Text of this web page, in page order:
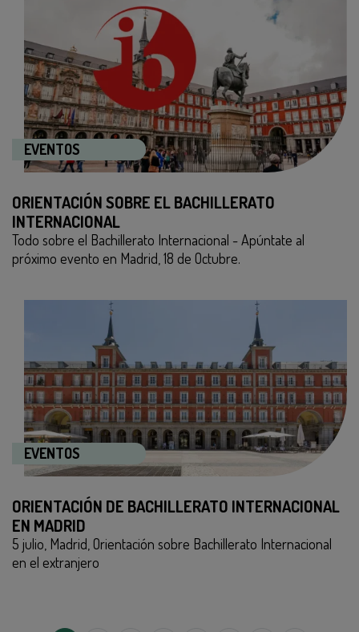
EVENTOS
ORIENTACIÓN SOBRE EL BACHILLERATO
INTERNACIONAL
Todo sobre el Bachillerato Internacional - Apúntate al
próximo evento en Madrid, 18 de Octubre.
EVENTOS
ORIENTACIÓN DE BACHILLERATO INTERNACIONAL
EN MADRID
5 julio, Madrid, Orientación sobre Bachillerato Internacional
en el extranjero